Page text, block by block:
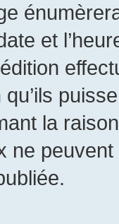
et
édition
la
ne